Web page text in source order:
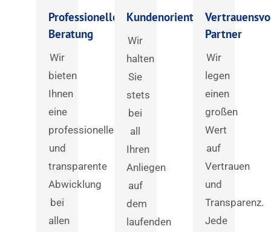
Professionelle
Beratung
Wir
bieten
Ihnen
eine
professionelle
und
transparente
Abwicklung
bei
allen
Kundenorientiert
Wir
halten
Sie
stets
bei
all
Ihren
Anliegen
auf
dem
laufenden
Partner
Wir
legen
einen
großen
Wert
auf
Vertrauen
und
Transparenz.
Jede